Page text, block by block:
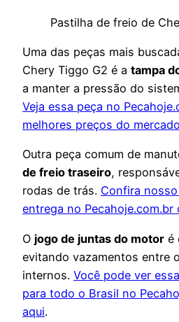
Pastilha de freio de
Uma das peças mais
Chery Tiggo G2 é a tampa
a manter a pressão do
Veja essa peça no
melhores preços do mercado
Outra peça comum de
de freio traseiro,
rodas de trás. Confira
entrega no
O jogo de juntas do motor é
evitando vazamentos entre
internos. Você pode ver
para todo o Brasil no
aqui.